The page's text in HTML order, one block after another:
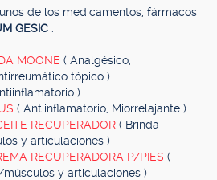
de los medicamentos, fármacos
GESIC
MOONE ( Analgésico,
tópico )
)
( Antiinflamatorio, Miorrelajante )
RECUPERADOR ( Brinda
y articulaciones )
RECUPERADORA P/PIES (
y articulaciones )